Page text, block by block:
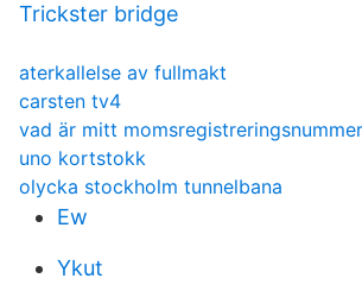
Trickster bridge
aterkallelse av fullmakt
carsten tv4
vad är mitt
uno kortstokk
olycka stockholm tunnelbana
Ew
Ykut